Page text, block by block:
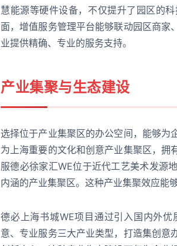
慧能源等硬件设备，不仅提升了园区的
面，增值服务管理平台能够联动园区商家
业提供精确、专业的服务支持。
产业集聚与生态建设
选择位于产业集聚区的办公空间，能够为
为上海重要的文化和创意产业集聚区，拥
服德必徐家汇WE位于近代工艺美术发源
内涵的产业集聚区。这种产业集聚效应能
德必上海书城WE项目通过引入国内外
意、专业服务三大产业类型，打造集创意